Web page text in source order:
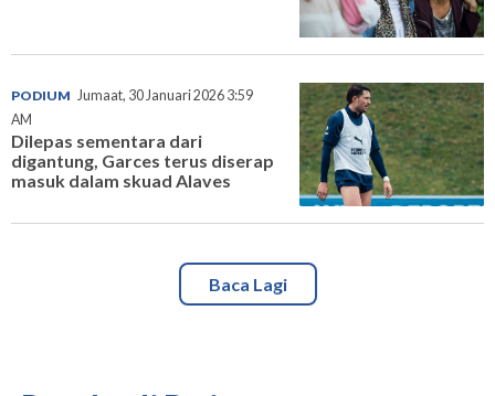
PODIUM Jumaat, 30 Januari 2026 3:59
AM
Dilepas sementara dari
digantung, Garces terus diserap
masuk dalam skuad Alaves
Baca Lagi